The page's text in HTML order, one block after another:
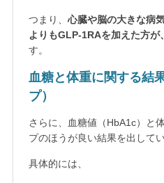
つまり、心臓や脳の大きな病
よりもGLP-1RAを加えた方が
す。
血糖と体重に関する結
プ）
さらに、血糖値（HbA1c）と
プのほうが良い結果を出してい
具体的には、